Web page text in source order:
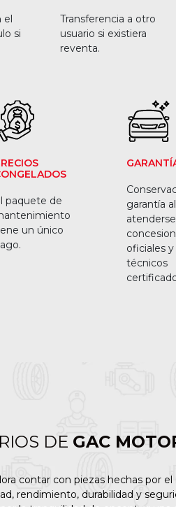
si
Transferencia a otro
usuario si existiera
reventa.
paquete de
un único
garantía al
oficiales
técnicos
DE GAC
contar con piezas hechas por
rendimiento, durabilidad y